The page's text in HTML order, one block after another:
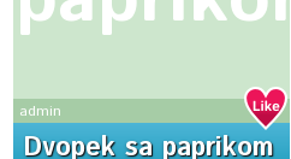
admin
Dvopek sa paprikom